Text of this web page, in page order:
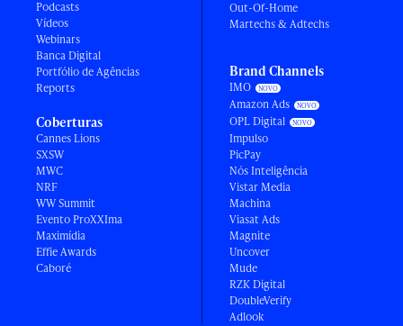
Podcasts
Vídeos
Webinars
Banca Digital
Portfólio de Agências
Reports
Coberturas
Cannes Lions
SXSW
MWC
NRF
WW Summit
Evento ProXXIma
Maximídia
Effie Awards
Caboré
Out-Of-Home
Martechs & Adtechs
Brand Channels
IMO
Amazon Ads
OPL Digital
Impulso
PicPay
Nós Inteligência
Vistar Media
Machina
Viasat Ads
Magnite
Uncover
Mude
RZK Digital
DoubleVerify
Adlook